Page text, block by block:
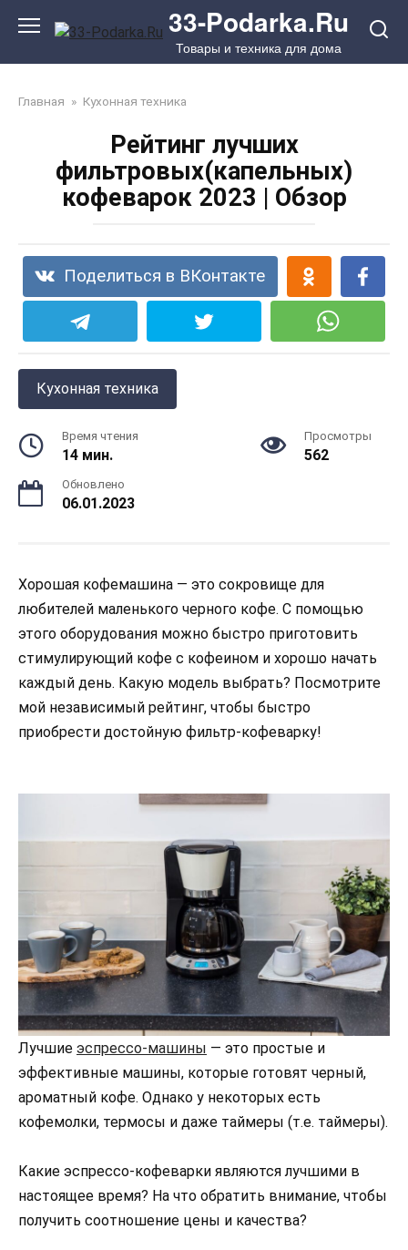
33-Podarka.Ru
Товары и техника для дома
Главная » Кухонная техника
Рейтинг лучших
фильтровых(капельных)
кофеварок 2023 | Обзор
Поделиться в ВКонтакте
Кухонная техника
Время чтения
14 мин.
Просмотры
562
Обновлено
06.01.2023
Хорошая кофемашина — это сокровище для
любителей маленького черного кофе. С помощью
этого оборудования можно быстро приготовить
стимулирующий кофе с кофеином и хорошо начать
каждый день. Какую модель выбрать? Посмотрите
мой независимый рейтинг, чтобы быстро
приобрести достойную фильтр-кофеварку!
Лучшие эспрессо-машины — это простые и
эффективные машины, которые готовят черный,
ароматный кофе. Однако у некоторых есть
кофемолки, термосы и даже таймеры (т.е. таймеры).
Какие эспрессо-кофеварки являются лучшими в
настоящее время? На что обратить внимание, чтобы
получить соотношение цены и качества?